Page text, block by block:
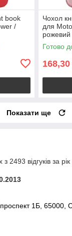
book
/
Чохол
для
рожевий
Готово
168,30
Показати ще
2493 відгуків за рік
1Б, 65000,